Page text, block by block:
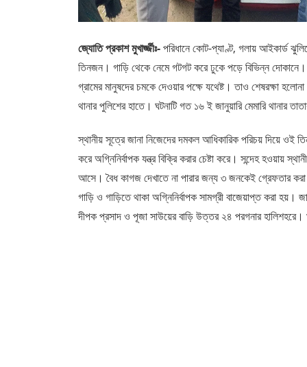
জ্যোতি প্রকাশ মুখার্জ্জীঃ-পরিধানে কোট-প্যাণ্ট, গলায় আইকার্ড
তিনজন। গাড়ি থেকে নেমে গটগট করে ঢুকে পড়ে বিভিন্ন দোকানে।
গ্রামের মানুষদের চমকে দেওয়ার পক্ষে যথেষ্ট। তাও শেষরক্ষা
থানার পুলিশের হাতে। ঘটনাটি গত ১৬ ই জানুয়ারি মেমারি থানার
স্থানীয় সূত্রে জানা নিজেদের দমকল আধিকারিক পরিচয় দিয়ে ওই
করে অগ্নিনির্বাপক যন্ত্র বিক্রি করার চেষ্টা করে। সন্দেহ হওয়ায়
আসে। বৈধ কাগজ দেখাতে না পারার জন্য ৩ জনকেই গ্রেফতার
গাড়ি ও গাড়িতে থাকা অগ্নিনির্বাপক সামগ্রী বাজেয়াপ্ত করা
দীপক প্রসাদ ও পূজা সাউয়ের বাড়ি উত্তর ২৪ পরগনার হালিশহরে।